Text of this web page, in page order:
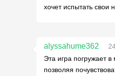
хочет испытать свои
alyssahume362
Эта игра погружает
позволяя